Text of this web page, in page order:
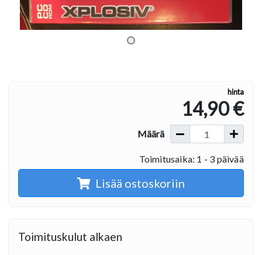
hinta
14,90 €
Määrä
Toimitusaika: 1 - 3 päivää
Lisää ostoskoriin
Toimituskulut alkaen